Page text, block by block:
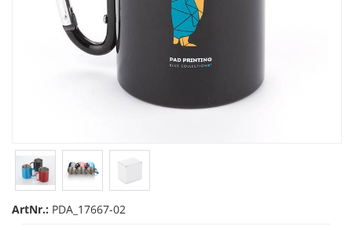
ArtNr.: PDA_17667-02